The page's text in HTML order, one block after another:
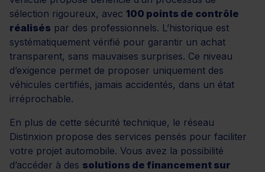
sélection rigoureux, avec 100 points de contrôle
réalisés par des professionnels. L’historique est
systématiquement vérifié pour garantir un achat
transparent, sans mauvaises surprises. Ce niveau
d’exigence permet de proposer uniquement des
véhicules certifiés, jamais accidentés, dans un état
irréprochable.
En plus de cette sécurité technique, le réseau
Distinxion propose des services pensés pour faciliter
votre projet automobile. Vous avez la possibilité
d’accéder à des solutions de financement sur